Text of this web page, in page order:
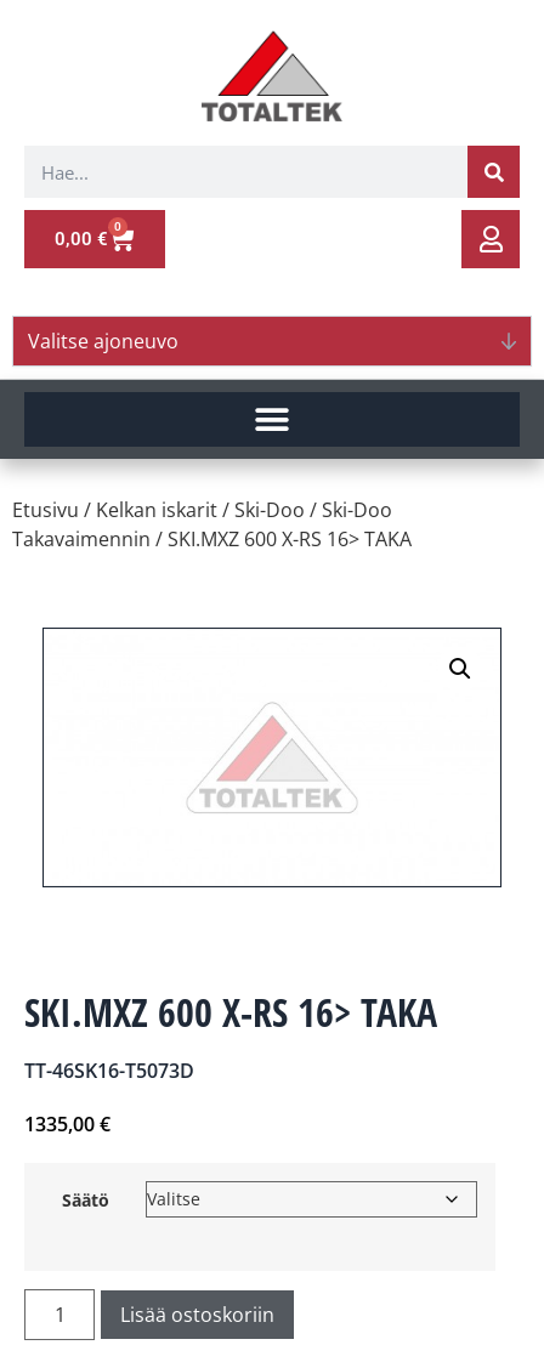
0,00 €
0
Valitse ajoneuvo
Etusivu / Kelkan iskarit/Ski-Doo /Ski-Doo
Takavaimennin / SKI.MXZ 600 X-RS 16> TAKA
SKI.MXZ 600 X-RS 16> TAKA
TT-46SK16-T5073D
1335,00€
Säätö
Lisää ostoskoriin